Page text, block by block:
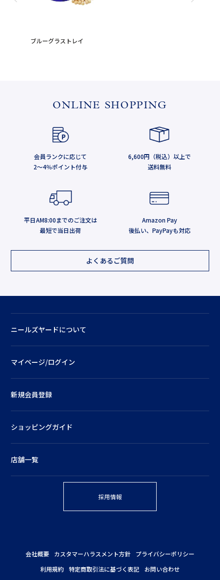
ブルーグラストレイ
ONLINE SHOPPING
会員ランクに応じて
2～4％ポイント付与
6,600円（税込）以上で
送料無料
平日AM8:00までのご注文は
最短で当日出荷
Amazon Pay
後払い、PayPayも対応
よくあるご質問
ニールズヤードについて
マイページ/ログイン
新規会員登録
ショッピングガイド
店舗一覧
採用情報
会社概要 カスタマーハラスメント方針
プライバシーポリシー
利用規約 特定商取引法に基づく表記 お問い合わせ